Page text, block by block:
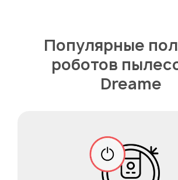
Популярные
роботов
Dreame